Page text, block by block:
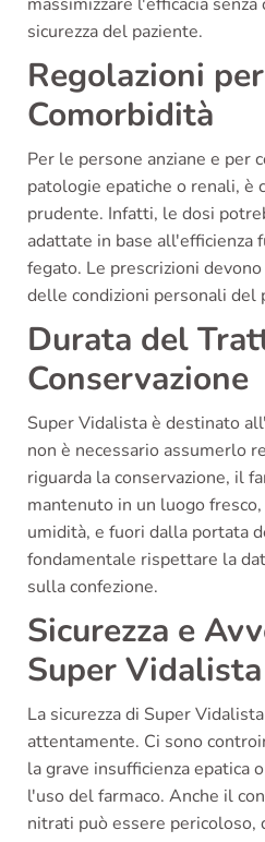
sicurezza del paziente.
Regolazioni
Comorbidità
Per le persone anziane e per
patologie epatiche o renali, è
prudente. Infatti, le dosi
adattate in base all'efficienza
fegato. Le prescrizioni
delle condizioni personali del
Durata del
Conservazione
Super Vidalista è destinato
non è necessario assumerlo
riguarda la conservazione, il
mantenuto in un luogo
umidità, e fuori dalla portata
fondamentale rispettare la
sulla confezione.
Sicurezza e
Super Vidalista
La sicurezza di Super
attentamente. Ci sono
la grave insufficienza epatica
l'uso del farmaco. Anche il
nitrati può essere pericoloso,